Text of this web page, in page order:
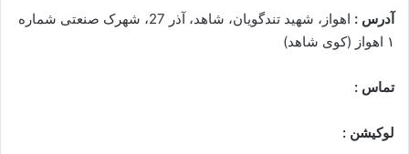
آدرس :
اهواز، شهید تندگویان، شاهد، آذر 27، شهرک صنعتی شماره
۱ اهواز (کوی شاهد)
تماس :
لوکیشن :